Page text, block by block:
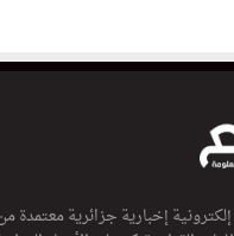
إخبارية جزائرية معتمدة